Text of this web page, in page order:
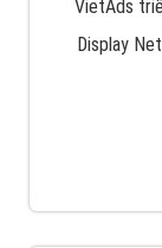
VietAds
Display